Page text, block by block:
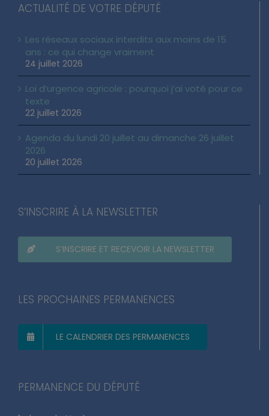
ACTUALITÉ DE VOTRE DÉPUTÉ
Les réseaux sociaux interdits aux moins de 15
ans : ce qui change vraiment
24 juillet 2026
Loi d’urgence agricole : pourquoi j’ai voté pour ce
texte
22 juillet 2026
Agenda du lundi 20 juillet au dimanche 26 juillet
2026
20 juillet 2026
S’INSCRIRE À LA NEWSLETTER
S’INSCRIRE ET RECEVOIR LA NEWSLETTER
LES PROCHAINES PERMANENCES
LE CALENDRIER DES PERMANENCES
PERMANENCE DU DÉPUTÉ